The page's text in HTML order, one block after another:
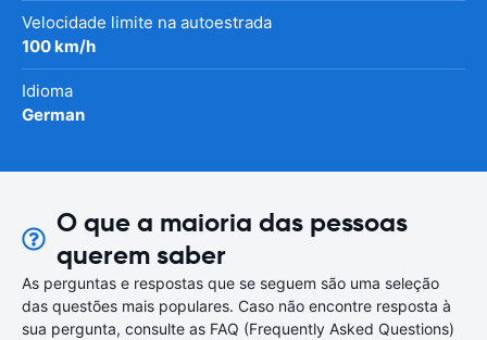
Velocidade limite na autoestrada
100 km/h
Idioma
German
O que a maioria das pessoas
querem saber
As perguntas e respostas que se seguem são uma seleção
das questões mais populares. Caso não encontre resposta à
sua pergunta, consulte as FAQ (Frequently Asked Questions)